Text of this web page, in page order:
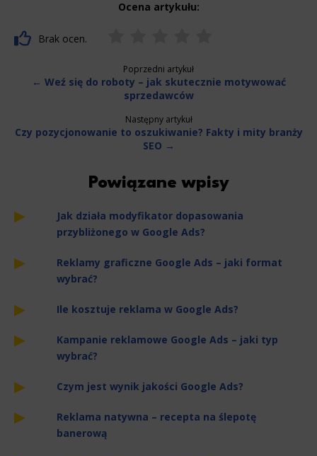
Ocena artykułu:
Brak ocen.
Poprzedni artykuł
← Weź się do roboty – jak skutecznie motywować
sprzedawców
Następny artykuł
Czy pozycjonowanie to oszukiwanie? Fakty i mity branży
SEO →
Powiązane wpisy
Jak działa modyfikator dopasowania
przybliżonego w Google Ads?
Reklamy graficzne Google Ads – jaki format
wybrać?
Ile kosztuje reklama w Google Ads?
Kampanie reklamowe Google Ads – jaki typ
wybrać?
Czym jest wynik jakości Google Ads?
Reklama natywna – recepta na ślepotę
banerową